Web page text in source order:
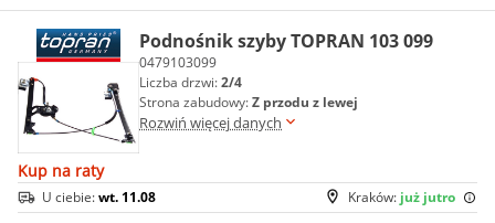
Podnośnik szyby TOPRAN 103 099
0479103099
Liczba drzwi:2/4
Strona zabudowy:Z przodu z lewej
Rozwiń więcej danych
Kup na raty
Kraków: już jutro
U ciebie:wt. 11.08